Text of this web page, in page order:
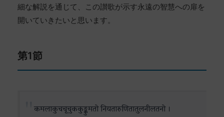
細な解説を通じて、この讃歌が示す永遠の智慧への扉を
開いていきたいと思います。
第1節
कमलाकुचचूचुककुङ्कुमतो नियतारुणितातुलनीलतनो ।